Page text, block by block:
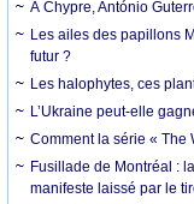
À Chypre, António
Les ailes des papillons
futur ?
Les halophytes, ces
L’Ukraine peut-elle
Comment la série « The
Fusillade de Montréal :
manifeste laissé par le